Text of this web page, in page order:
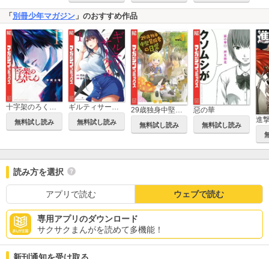
「 別冊少年マガジン 」のおすすめ作品
十字架のろくにん
無料試し読み
ギルティサークル
無料試し読み 無料試し読み
惡の華
無料試し読み
進
読み方を選択
アプリで読む ウェブで読む
専用アプリのダウンロード
サクサクまんがを読めて多機能！
新刊通知を受け取る